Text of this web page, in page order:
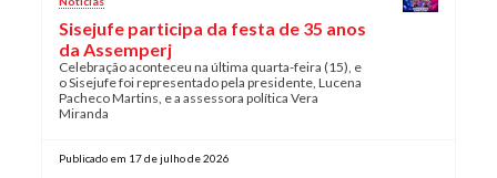
Sisejufe participa da festa de 35 anos
da Assemperj
Celebração aconteceu na última quarta-feira (15), e
o Sisejufe foi representado pela presidente, Lucena
Pacheco Martins, e a assessora política Vera
Miranda
Publicado em 17 de julho de 2026
Casa do Alto
Sede Campestre
Nossos Convênios
Gympass Wellhub
Plano de Saúde